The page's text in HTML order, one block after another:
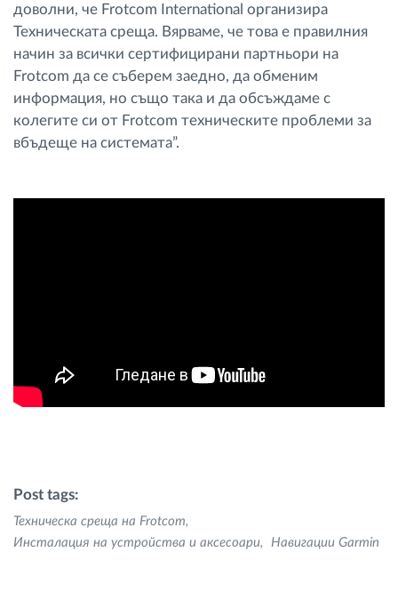
доволни, че Frotcom International организира
Техническата среща. Вярваме, че това е правилния
начин за всички сертифицирани партньори на
Frotcom да се съберем заедно, да обменим
информация, но също така и да обсъждаме с
колегите си от Frotcom техническите проблеми за
вбъдеще на системата”.
Post tags:
Техническа среща на Frotcom
Инсталация на устройства и аксесоари
Навигации Garmin